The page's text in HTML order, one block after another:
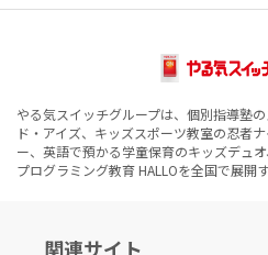
やる気スイッチグループは、個別指導塾
ド・アイズ、キッズスポーツ教室の忍者
ー、英語で預かる学童保育のキッズデュ
プログラミング教育 HALLOを全国で展開
関連サイト